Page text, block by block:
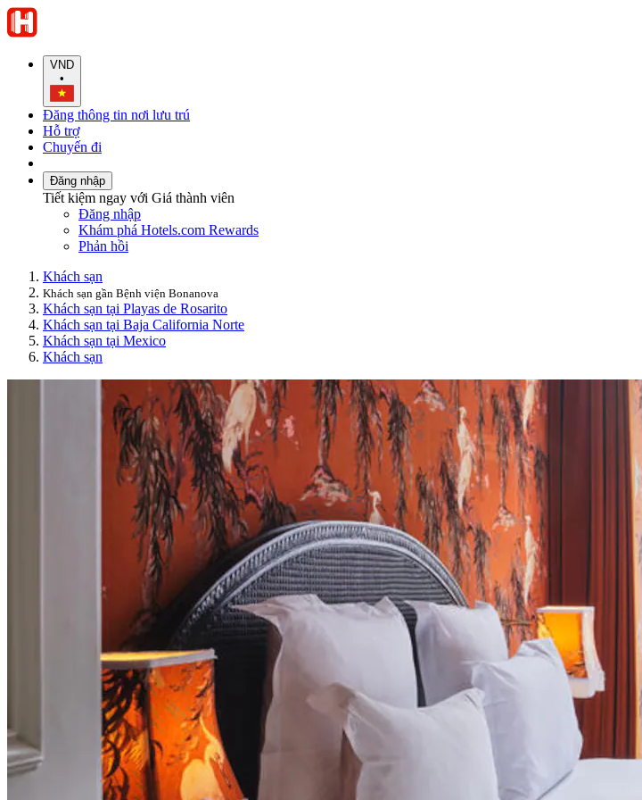
VND
•
Đăng thông tin nơi lưu trú
Hỗ trợ
Chuyến đi
Đăng nhập
Tiết kiệm ngay với Giá thành viên
Đăng nhập
Khám phá Hotels.com Rewards
Phản hồi
Khách sạn
Khách sạn gần Bệnh viện Bonanova
Khách sạn tại Playas de Rosarito
Khách sạn tại Baja California Norte
Khách sạn tại Mexico
Khách sạn